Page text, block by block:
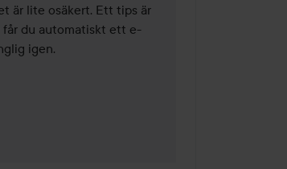
är lite osäkert. Ett tips är
får du automatiskt ett e-
igen.